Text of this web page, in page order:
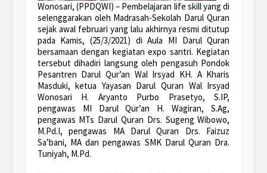
Wonosari, (PPDQWI) – Pembelajaran life skill yang di
selenggarakan oleh Madrasah-Sekolah Darul Quran
sejak awal februari yang lalu akhirnya resmi ditutup
pada Kamis, (25/3/2021) di Aula MI Darul Quran
bersamaan dengan kegiatan expo santri. Kegiatan
tersebut dihadiri langsung oleh pengasuh Pondok
Pesantren Darul Qur’an Wal Irsyad KH. A Kharis
Masduki, ketua Yayasan Darul Quran Wal Irsyad
Wonosari H. Aryanto Purbo Prasetyo, S.IP,
pengawas MI Darul Qur’an H. Wagiran, S.Ag,
pengawas MTs Darul Quran Drs. Sugeng Wibowo,
M.Pd.I, pengawas MA Darul Quran Drs. Faizuz
Sa’bani, MA dan pengawas SMK Darul Quran Dra.
Tuniyah, M.Pd.